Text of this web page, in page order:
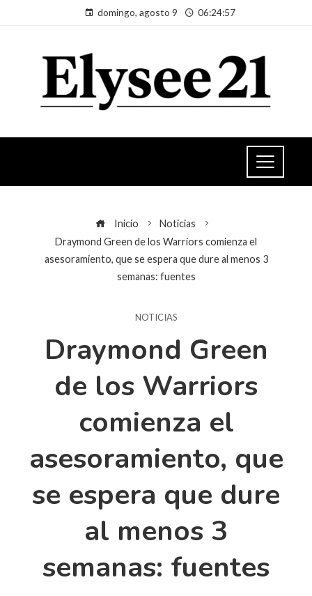
domingo, agosto 9 06:24:57
Inicio
Noticias
Draymond Green de los Warriors comienza el
asesoramiento, que se espera que dure al menos 3
semanas: fuentes
NOTICIAS
Draymond Green
de los Warriors
comienza el
asesoramiento, que
se espera que dure
al menos 3
semanas: fuentes